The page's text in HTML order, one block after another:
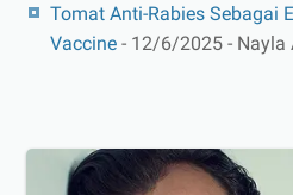
Tomat Anti-Rabies Sebagai
Vaccine - 12/6/2025 - Nayla